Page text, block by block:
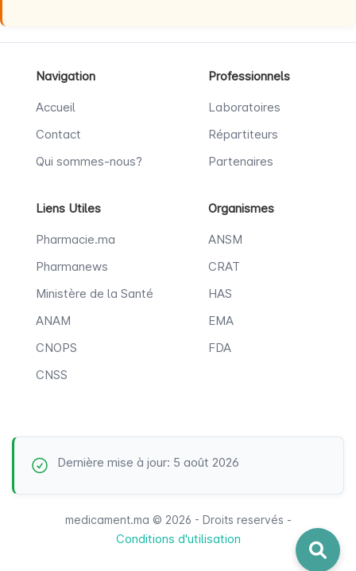
Navigation
Accueil
Contact
Qui sommes-nous?
Professionnels
Laboratoires
Répartiteurs
Partenaires
Liens Utiles
Pharmacie.ma
Pharmanews
Ministère de la Santé
ANAM
CNOPS
CNSS
Organismes
ANSM
CRAT
HAS
EMA
FDA
Dernière mise à jour: 5 août 2026
medicament.ma © 2026 - Droits reservés -
Conditions d'utilisation